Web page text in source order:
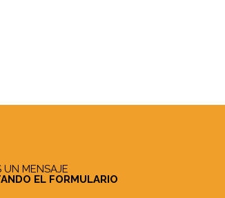
UN MENSAJE
EL FORMULARIO